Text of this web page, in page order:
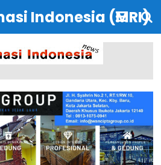
Indonesia (MRI)